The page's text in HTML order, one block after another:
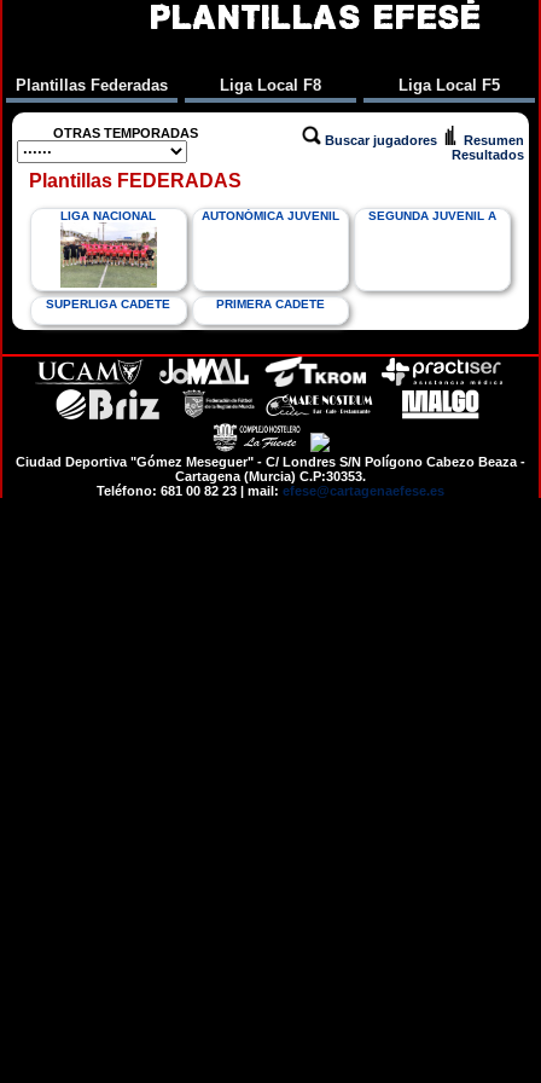
PLANTILLAS EFESÉ
Plantillas Federadas Liga Local F8 Liga Local F5
OTRAS TEMPORADAS Buscar jugadores
Resumen
Resultados
Plantillas FEDERADAS
LIGA NACIONAL AUTONÓMICA JUVENIL SEGUNDA JUVENIL A
SUPERLIGA CADETE PRIMERA CADETE
Ciudad Deportiva "Gómez Meseguer" - C/ Londres S/N Polígono Cabezo Beaza -
Cartagena (Murcia) C.P:30353.
Teléfono: 681 00 82 23 | mail: efese@cartagenaefese.es